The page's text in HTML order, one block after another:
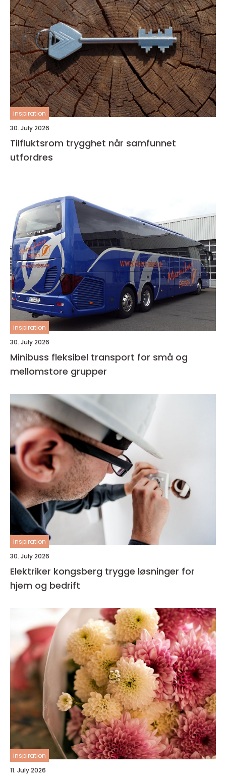
inspiration
30. July 2026
Tilfluktsrom trygghet når samfunnet
utfordres
inspiration
30. July 2026
Minibuss fleksibel transport for små og
mellomstore grupper
inspiration
30. July 2026
Elektriker kongsberg trygge løsninger for
hjem og bedrift
inspiration
11. July 2026